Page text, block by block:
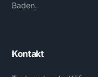
Baden.
Kontakt